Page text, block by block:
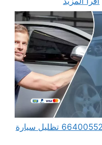
تظليل سيارات متنقل الكويت 66400552 تظليل سيارة